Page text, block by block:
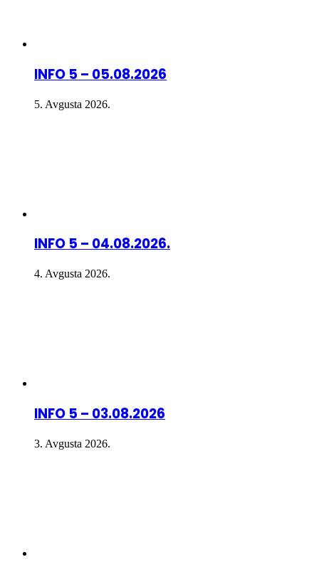
INFO 5 – 05.08.2026
5. Avgusta 2026.
INFO 5 – 04.08.2026.
4. Avgusta 2026.
INFO 5 – 03.08.2026
3. Avgusta 2026.